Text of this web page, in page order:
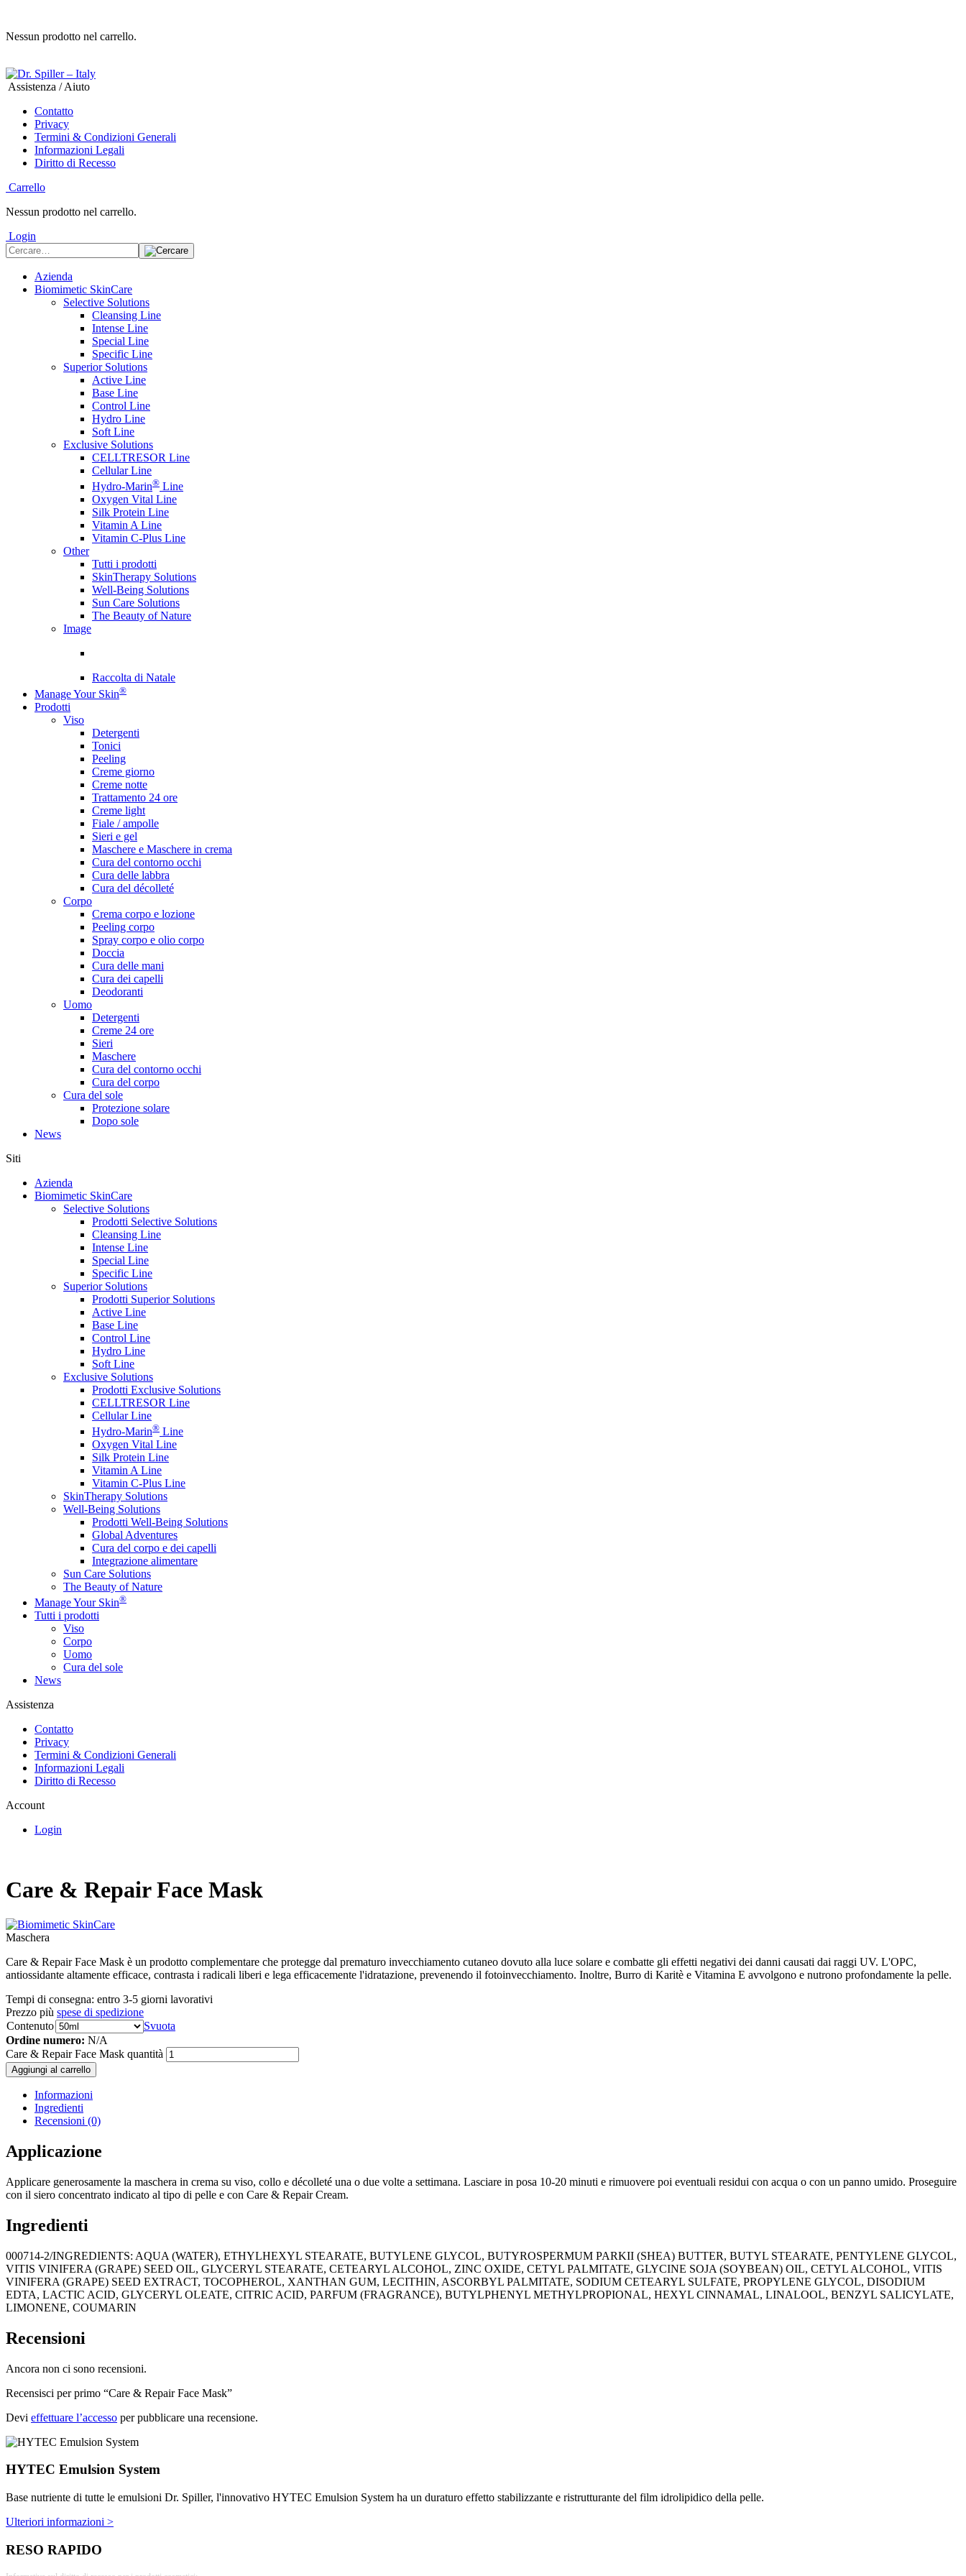
Nessun prodotto nel carrello.
Assistenza / Aiuto
Contatto
Privacy
Termini & Condizioni Generali
Informazioni Legali
Diritto di Recesso
Carrello
Nessun prodotto nel carrello.
Login
Azienda
Biomimetic SkinCare
Selective Solutions
Cleansing Line
Intense Line
Special Line
Specific Line
Superior Solutions
Active Line
Base Line
Control Line
Hydro Line
Soft Line
Exclusive Solutions
CELLTRESOR Line
Cellular Line
Hydro-Marin® Line
Oxygen Vital Line
Silk Protein Line
Vitamin A Line
Vitamin C-Plus Line
Other
Tutti i prodotti
SkinTherapy Solutions
Well-Being Solutions
Sun Care Solutions
The Beauty of Nature
Image
Raccolta di Natale
Manage Your Skin®
Prodotti
Viso
Detergenti
Tonici
Peeling
Creme giorno
Creme notte
Trattamento 24 ore
Creme light
Fiale / ampolle
Sieri e gel
Maschere e Maschere in crema
Cura del contorno occhi
Cura delle labbra
Cura del décolleté
Corpo
Crema corpo e lozione
Peeling corpo
Spray corpo e olio corpo
Doccia
Cura delle mani
Cura dei capelli
Deodoranti
Uomo
Detergenti
Creme 24 ore
Sieri
Maschere
Cura del contorno occhi
Cura del corpo
Cura del sole
Protezione solare
Dopo sole
News
Siti
Azienda
Biomimetic SkinCare
Selective Solutions
Prodotti Selective Solutions
Cleansing Line
Intense Line
Special Line
Specific Line
Superior Solutions
Prodotti Superior Solutions
Active Line
Base Line
Control Line
Hydro Line
Soft Line
Exclusive Solutions
Prodotti Exclusive Solutions
CELLTRESOR Line
Cellular Line
Hydro-Marin® Line
Oxygen Vital Line
Silk Protein Line
Vitamin A Line
Vitamin C-Plus Line
SkinTherapy Solutions
Well-Being Solutions
Prodotti Well-Being Solutions
Global Adventures
Cura del corpo e dei capelli
Integrazione alimentare
Sun Care Solutions
The Beauty of Nature
Manage Your Skin®
Tutti i prodotti
Viso
Corpo
Uomo
Cura del sole
News
Assistenza
Contatto
Privacy
Termini & Condizioni Generali
Informazioni Legali
Diritto di Recesso
Account
Login
Care & Repair Face Mask
Maschera
Care & Repair Face Mask è un prodotto complementare che protegge dal prematuro invecchiamento cutaneo dovuto alla luce solare e combatte gli effetti negativi dei danni causati dai raggi UV. L'OPC,
antiossidante altamente efficace, contrasta i radicali liberi e lega efficacemente l'idratazione, prevenendo il fotoinvecchiamento. Inoltre, Burro di Karitè e Vitamina E avvolgono e nutrono profondamente la pelle.
Tempi di consegna: entro 3-5 giorni lavorativi
Prezzo più spese di spedizione
Contenuto
Svuota
Ordine numero: N/A
Care & Repair Face Mask quantità
Aggiungi al carrello
Informazioni
Ingredienti
Recensioni (0)
Applicazione
Applicare generosamente la maschera in crema su viso, collo e décolleté una o due volte a settimana. Lasciare in posa 10-20 minuti e rimuovere poi eventuali residui con acqua o con un panno umido. Proseguire
con il siero concentrato indicato al tipo di pelle e con Care & Repair Cream.
Ingredienti
000714-2/INGREDIENTS: AQUA (WATER), ETHYLHEXYL STEARATE, BUTYLENE GLYCOL, BUTYROSPERMUM PARKII (SHEA) BUTTER, BUTYL STEARATE, PENTYLENE GLYCOL,
VITIS VINIFERA (GRAPE) SEED OIL, GLYCERYL STEARATE, CETEARYL ALCOHOL, ZINC OXIDE, CETYL PALMITATE, GLYCINE SOJA (SOYBEAN) OIL, CETYL ALCOHOL, VITIS
VINIFERA (GRAPE) SEED EXTRACT, TOCOPHEROL, XANTHAN GUM, LECITHIN, ASCORBYL PALMITATE, SODIUM CETEARYL SULFATE, PROPYLENE GLYCOL, DISODIUM
EDTA, LACTIC ACID, GLYCERYL OLEATE, CITRIC ACID, PARFUM (FRAGRANCE), BUTYLPHENYL METHYLPROPIONAL, HEXYL CINNAMAL, LINALOOL, BENZYL SALICYLATE,
LIMONENE, COUMARIN
Recensioni
Ancora non ci sono recensioni.
Recensisci per primo “Care & Repair Face Mask”
Devi effettuare l’accesso per pubblicare una recensione.
HYTEC Emulsion System
Base nutriente di tutte le emulsioni Dr. Spiller, l'innovativo HYTEC Emulsion System ha un duraturo effetto stabilizzante e ristrutturante del film idrolipidico della pelle.
Ulteriori informazioni >
RESO RAPIDO